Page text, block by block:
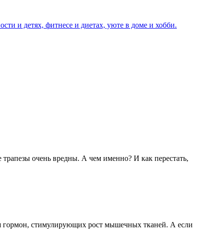
очень вредны. А чем именно? И как перестать,
гормон, стимулирующих рост мышечных тканей. А если